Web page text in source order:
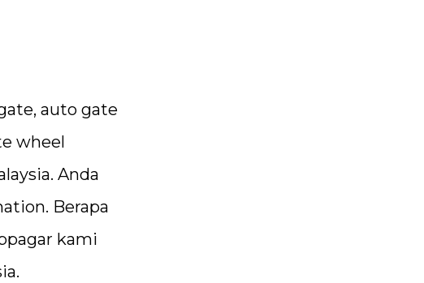
auto gate
wheel
Anda
Berapa
kami